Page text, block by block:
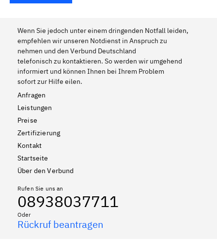
Wenn Sie jedoch unter einem dringenden Notfall leiden,
empfehlen wir unseren Notdienst in Anspruch zu
nehmen und den Verbund Deutschland
telefonisch zu kontaktieren. So werden wir umgehend
informiert und können Ihnen bei Ihrem Problem
sofort zur Hilfe eilen.
Anfragen
Leistungen
Preise
Zertifizierung
Kontakt
Startseite
Über den Verbund
Rufen Sie uns an
08938037711
Oder
Rückruf beantragen